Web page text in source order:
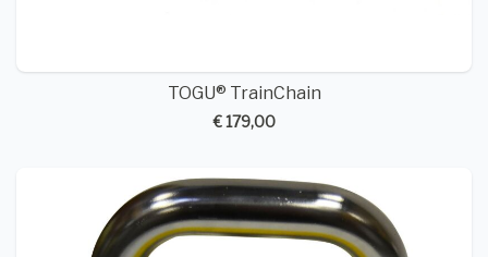
TOGU® TrainChain
€ 179,00